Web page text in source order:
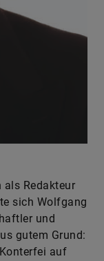
als Redakteur
sich Wolfgang
und
gutem Grund:
auf